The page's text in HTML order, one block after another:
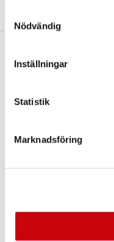
Nödvändig
Inställningar
Statistik
Marknadsföring
Här finns vi